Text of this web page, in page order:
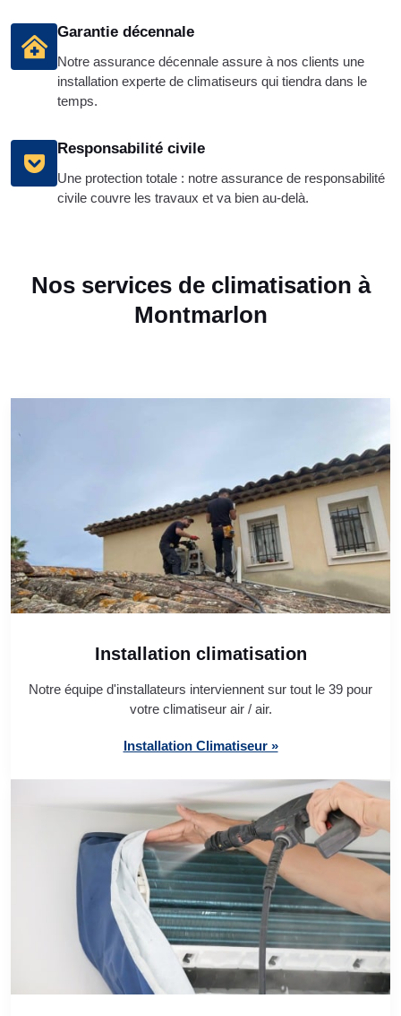
Garantie décennale
Notre assurance décennale assure à nos clients une
installation experte de climatiseurs qui tiendra dans le
temps.
Responsabilité civile
Une protection totale : notre assurance de responsabilité
civile couvre les travaux et va bien au-delà.
Nos services de climatisation à
Montmarlon
Installation climatisation
Notre équipe d'installateurs interviennent sur tout le 39 pour
votre climatiseur air / air.
Installation Climatiseur »